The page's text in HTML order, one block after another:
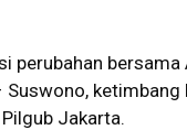
perubahan
Jakarta.